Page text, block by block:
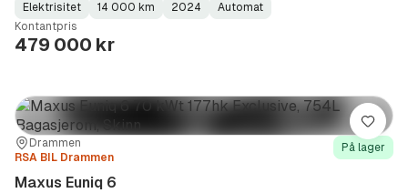
Fuel
Type:
Elektrisitet
Kilometerstand:
14 000 km
Model
Year:
2024
Gearbox
Type:
Automat
Kontantpris
479 000 kr
Sted:Drammen
Forhandler:
RSA BIL Drammen
På lager
Maxus Euniq 6
Lagre